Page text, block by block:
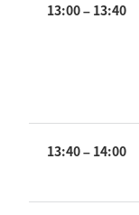
13:00 – 13:40
13:40 – 14:00